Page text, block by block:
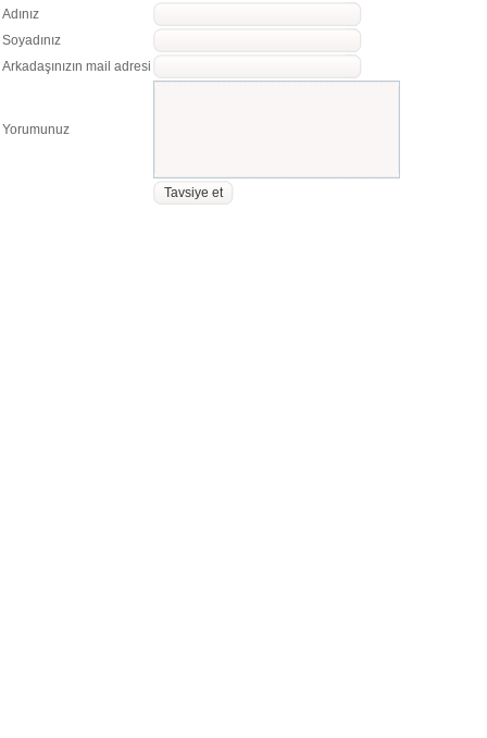
Adınız
Soyadınız
Arkadaşınızın mail adresi
Yorumunuz
Tavsiye et